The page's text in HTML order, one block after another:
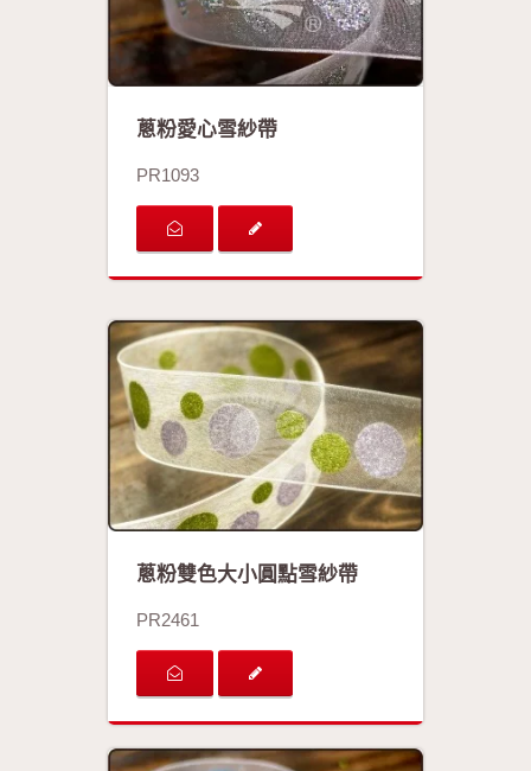
蔥粉愛心雪紗帶
PR1093
蔥粉雙色大小圓點雪紗帶
PR2461